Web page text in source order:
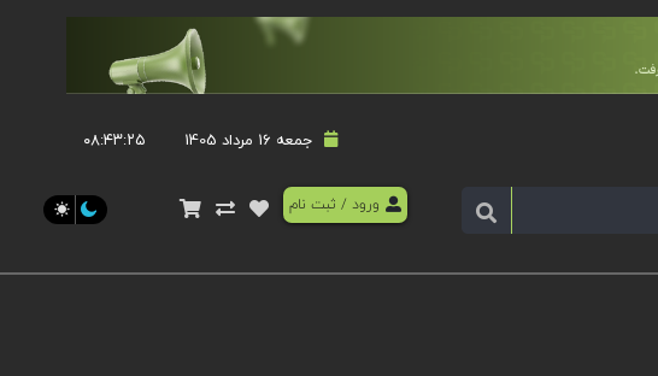
جمعه 16 مرداد 1405 ۰۸:۴۳:۲۵
ورود / ثبت نام